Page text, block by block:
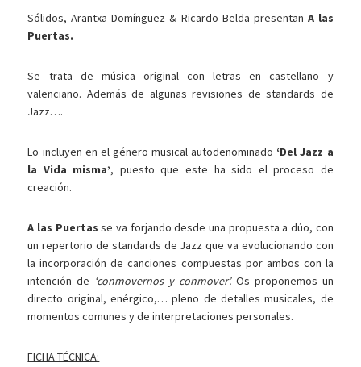
Sólidos, Arantxa Domínguez & Ricardo Belda presentan A las
Puertas.
Se trata de música original con letras en castellano y
valenciano. Además de algunas revisiones de standards de
Jazz….
Lo incluyen en el género musical autodenominado ‘Del Jazz a
la Vida misma’, puesto que este ha sido el proceso de
creación.
A las Puertas se va forjando desde una propuesta a dúo, con
un repertorio de standards de Jazz que va evolucionando con
la incorporación de canciones compuestas por ambos con la
intención de ‘conmovernos y conmover’. Os proponemos un
directo original, enérgico,… pleno de detalles musicales, de
momentos comunes y de interpretaciones personales.
FICHA TÉCNICA: